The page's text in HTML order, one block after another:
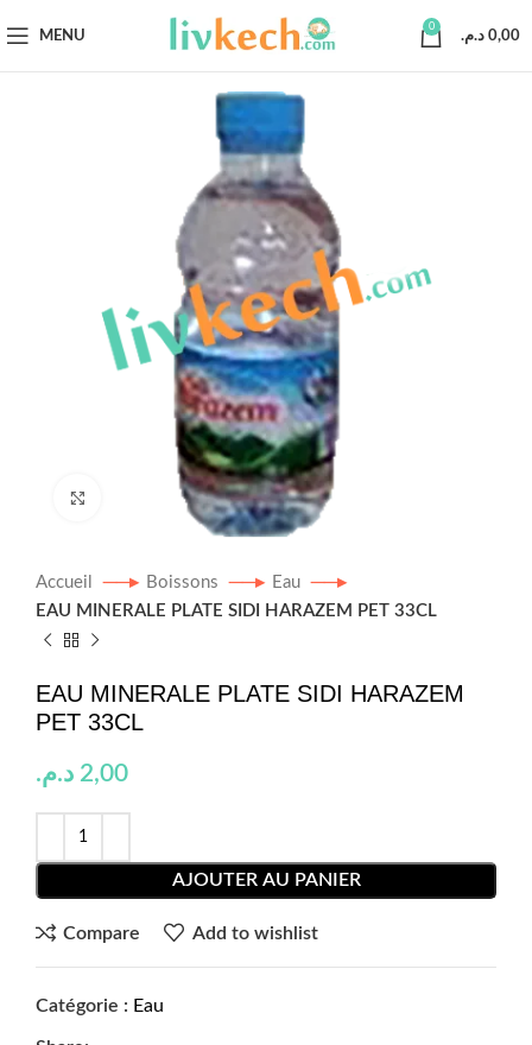
MENU
0
0,00 د.م.
Click to enlarge
Accueil Boissons
Eau
EAU MINERALE PLATE SIDI HARAZEM PET 33CL
EAU MINERALE PLATE SIDI HARAZEM
PET 33CL
2,00 د.م.
AJOUTER AU PANIER
Compare Add to wishlist
Catégorie : Eau